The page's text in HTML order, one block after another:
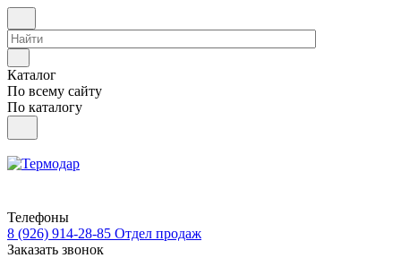
Каталог
По всему сайту
По каталогу
Телефоны
8 (926) 914-28-85 Отдел продаж
Заказать звонок